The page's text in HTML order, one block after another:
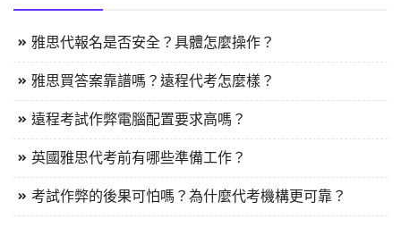
雅思代報名是否安全？具體怎麼操作？
雅思買答案靠譜嗎？遠程代考怎麼樣？
遠程考試作弊電腦配置要求高嗎？
英國雅思代考前有哪些準備工作？
考試作弊的後果可怕嗎？為什麼代考機構更可靠？